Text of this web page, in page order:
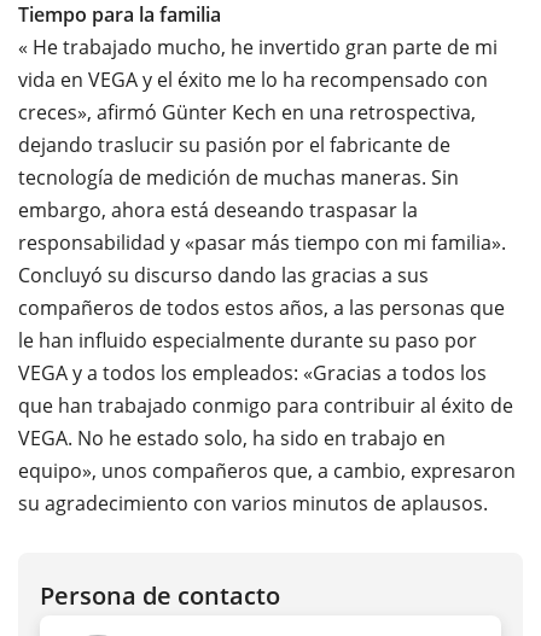
Tiempo para la familia
« He trabajado mucho, he invertido gran parte de mi
vida en VEGA y el éxito me lo ha recompensado con
creces», afirmó Günter Kech en una retrospectiva,
dejando traslucir su pasión por el fabricante de
tecnología de medición de muchas maneras. Sin
embargo, ahora está deseando traspasar la
responsabilidad y «pasar más tiempo con mi familia».
Concluyó su discurso dando las gracias a sus
compañeros de todos estos años, a las personas que
le han influido especialmente durante su paso por
VEGA y a todos los empleados: «Gracias a todos los
que han trabajado conmigo para contribuir al éxito de
VEGA. No he estado solo, ha sido en trabajo en
equipo», unos compañeros que, a cambio, expresaron
su agradecimiento con varios minutos de aplausos.
Persona de contacto